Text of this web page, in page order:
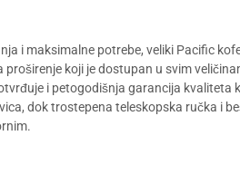
i maksimalne potrebe, veliki Pacific
proširenje koji je dostupan u svim
i petogodišnja garancija kvaliteta
dok trostepena teleskopska ručka i